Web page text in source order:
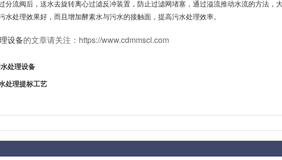
分流阀后，送水去旋转离心过滤反冲装置，防止过滤网堵塞，通过溢流推动水流的方法，
水处理效果好，而且增加酵素水与污水的接触面，提高污水处理效率。
设备的文章请关注：https://www.cdmmscl.com
处理设备
处理提标工艺